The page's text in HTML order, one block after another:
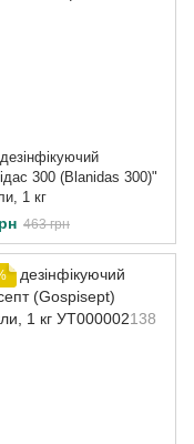
300 (Blanidas 300)"
1 кг
463 грн